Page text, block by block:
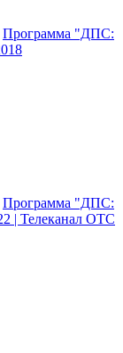
Программа "ДПС:
Программа "ДПС:
| Телеканал ОТС